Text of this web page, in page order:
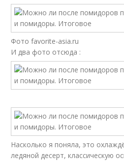
Фото favorite-asia.ru
И два фото отсюда :
Насколько я поняла, это
ледяной десерт, классическую